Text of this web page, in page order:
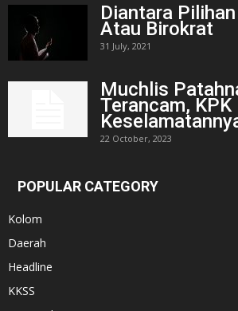
Diantara
Atau Birokrat
31 July, 2021
Muchlis
Terancam,
22 October, 2023
POPULAR CATEGORY
Kolom
Daerah
Headline
KKSS